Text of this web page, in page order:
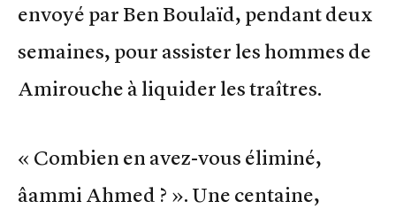
envoyé par Ben Boulaïd, pendant deux
semaines, pour assister les hommes de
Amirouche à liquider les traîtres.
« Combien en avez-vous éliminé,
âammi Ahmed ? ». Une centaine,